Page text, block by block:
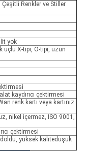
Çeşitli Renkler ve Stiller
yok
uçlu X-tipi, O-tipi, uzun
kaydırıcı çektirmesi
renk kartı veya kartınız
nikel içermez, ISO 9001,
çektirmesi
yüksek kalitedüşük